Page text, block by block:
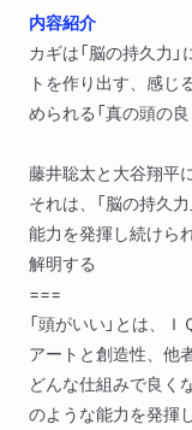
内容紹介
カギは「脳の持久力
トを作り出す、感じ
められる「真の頭の良
藤井聡太と大谷翔平
それは、「脳の持久力
能力を発揮し続けら
解明する
===
「頭がいい」とは、
アートと創造性、他
どんな仕組みで良く
のような能力を発揮